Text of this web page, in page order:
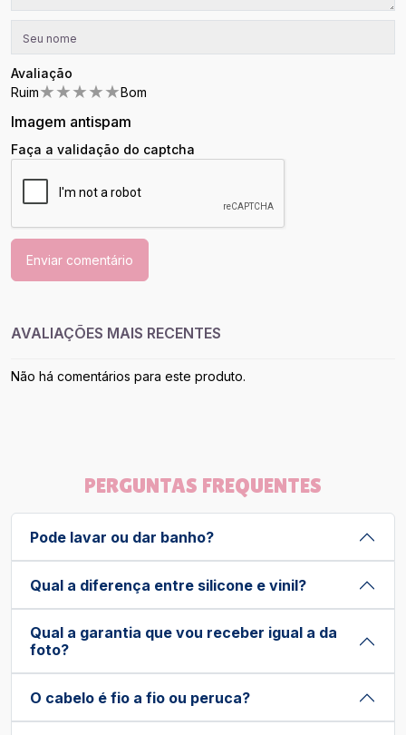
Avaliação
Ruim★★★★★Bom
Imagem antispam
Faça a validação do captcha
Enviar comentário
AVALIAÇÕES MAIS RECENTES
Não há comentários para este produto.
PERGUNTAS FREQUENTES
Pode lavar ou dar banho?
Qual a diferença entre silicone e vinil?
Qual a garantia que vou receber igual a da
foto?
O cabelo é fio a fio ou peruca?